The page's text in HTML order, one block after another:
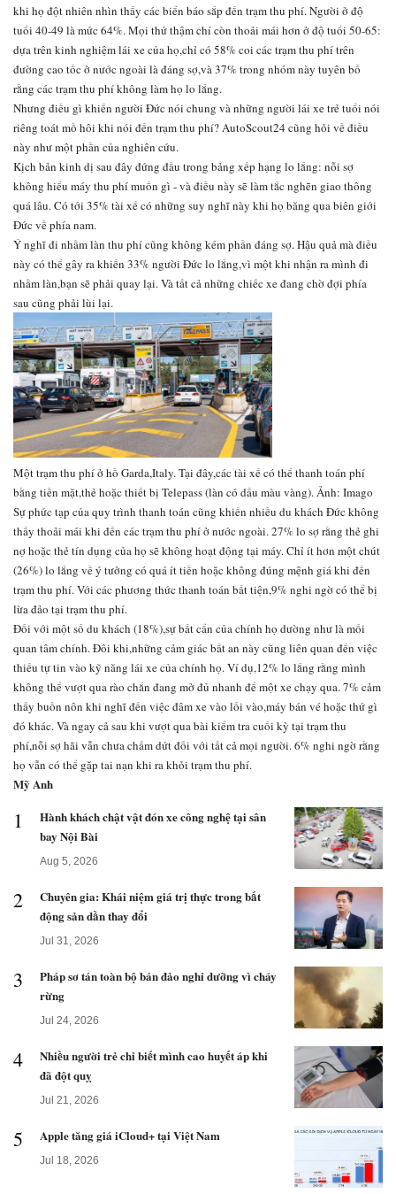
khi họ đột nhiên nhìn thấy các biển báo sắp đến trạm thu phí. Người ở độ
tuổi 40-49 là mức 64%. Mọi thứ thậm chí còn thoải mái hơn ở độ tuổi 50-65:
dựa trên kinh nghiệm lái xe của họ,chỉ có 58% coi các trạm thu phí trên
đường cao tốc ở nước ngoài là đáng sợ,và 37% trong nhóm này tuyên bố
rằng các trạm thu phí không làm họ lo lắng.
Nhưng điều gì khiến người Đức nói chung và những người lái xe trẻ tuổi nói
riêng toát mồ hôi khi nói đến trạm thu phí? AutoScout24 cũng hỏi về điều
này như một phần của nghiên cứu.
Kịch bản kinh dị sau đây đứng đầu trong bảng xếp hạng lo lắng: nỗi sợ
không hiểu máy thu phí muốn gì - và điều này sẽ làm tắc nghẽn giao thông
quá lâu. Có tới 35% tài xế có những suy nghĩ này khi họ băng qua biên giới
Đức về phía nam.
Ý nghĩ đi nhầm làn thu phí cũng không kém phần đáng sợ. Hậu quả mà điều
này có thể gây ra khiến 33% người Đức lo lắng,vì một khi nhận ra mình đi
nhầm làn,bạn sẽ phải quay lại. Và tất cả những chiếc xe đang chờ đợi phía
sau cũng phải lùi lại.
Một trạm thu phí ở hồ Garda,Italy. Tại đây,các tài xế có thể thanh toán phí
bằng tiền mặt,thẻ hoặc thiết bị Telepass (làn có dấu màu vàng). Ảnh: Imago
Sự phức tạp của quy trình thanh toán cũng khiến nhiều du khách Đức không
thấy thoải mái khi đến các trạm thu phí ở nước ngoài. 27% lo sợ rằng thẻ ghi
nợ hoặc thẻ tín dụng của họ sẽ không hoạt động tại máy. Chỉ ít hơn một chút
(26%) lo lắng về ý tưởng có quá ít tiền hoặc không đúng mệnh giá khi đến
trạm thu phí. Với các phương thức thanh toán bất tiện,9% nghi ngờ có thể bị
lừa đảo tại trạm thu phí.
Đối với một số du khách (18%),sự bất cẩn của chính họ dường như là mối
quan tâm chính. Đôi khi,những cảm giác bất an này cũng liên quan đến việc
thiếu tự tin vào kỹ năng lái xe của chính họ. Ví dụ,12% lo lắng rằng mình
không thể vượt qua rào chắn đang mở đủ nhanh để một xe chạy qua. 7% cảm
thấy buồn nôn khi nghĩ đến việc đâm xe vào lối vào,máy bán vé hoặc thứ gì
đó khác. Và ngay cả sau khi vượt qua bài kiểm tra cuối kỳ tại trạm thu
phí,nỗi sợ hãi vẫn chưa chấm dứt đối với tất cả mọi người. 6% nghi ngờ rằng
họ vẫn có thể gặp tai nạn khi ra khỏi trạm thu phí.
Mỹ Anh
1
Hành khách chật vật đón xe công nghệ tại sân
bay Nội Bài
Aug 5, 2026
2
Chuyên gia: Khái niệm giá trị thực trong bất
động sản dần thay đổi
Jul 31, 2026
3
Pháp sơ tán toàn bộ bán đảo nghỉ dưỡng vì cháy
rừng
Jul 24, 2026
4
Nhiều người trẻ chỉ biết mình cao huyết áp khi
đã đột quỵ
Jul 21, 2026
5 Apple tăng giá iCloud+ tại Việt Nam
Jul 18, 2026